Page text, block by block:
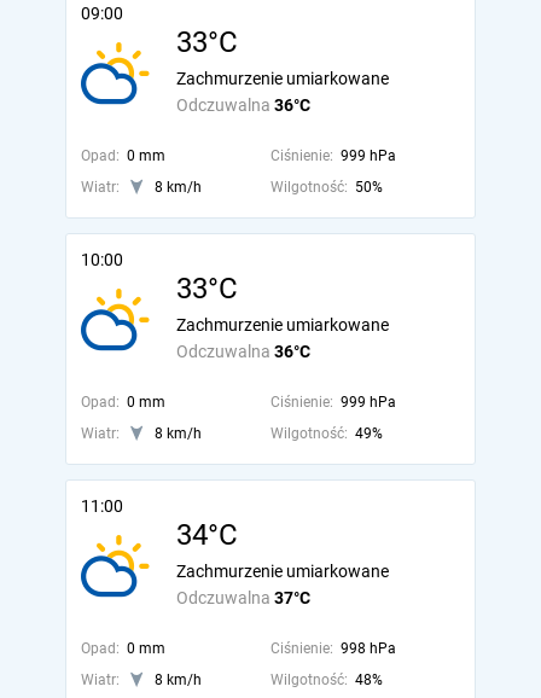
09:00
33°C
Odczuwalna 36°C
Zachmurzenie umiarkowane
Opad: 0 mm Ciśnienie: 999 hPa
Wiatr:
8 km/h Wilgotność: 50%
10:00
33°C
Odczuwalna 36°C
Zachmurzenie umiarkowane
Opad: 0 mm Ciśnienie: 999 hPa
Wiatr:
8 km/h Wilgotność: 49%
11:00
34°C
Odczuwalna 37°C
Zachmurzenie umiarkowane
Opad: 0 mm Ciśnienie: 998 hPa
Wiatr:
8 km/h Wilgotność: 48%